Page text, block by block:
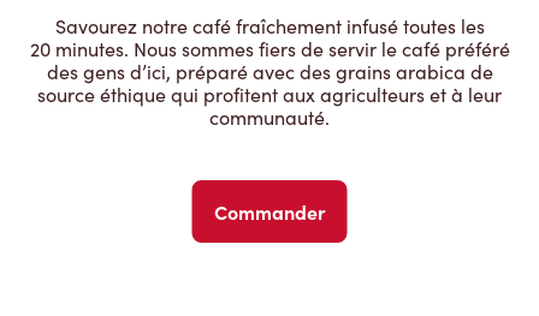
Savourez notre café fraîchement infusé toutes les
20 minutes. Nous sommes fiers de servir le café préféré
des gens d’ici, préparé avec des grains arabica de
source éthique qui profitent aux agriculteurs et à leur
communauté.
Commander